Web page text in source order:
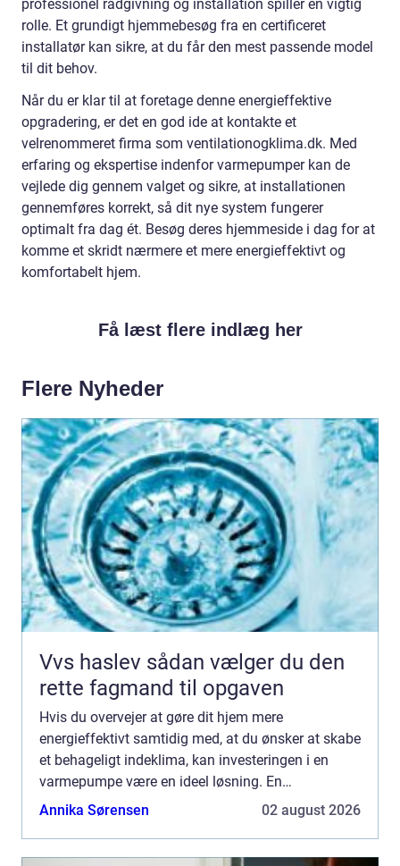
professionel rådgivning og installation spiller en vigtig
rolle. Et grundigt hjemmebesøg fra en certificeret
installatør kan sikre, at du får den mest passende model
til dit behov.
Når du er klar til at foretage denne energieffektive
opgradering, er det en god ide at kontakte et
velrenommeret firma som ventilationogklima.dk. Med
erfaring og ekspertise indenfor varmepumper kan de
vejlede dig gennem valget og sikre, at installationen
gennemføres korrekt, så dit nye system fungerer
optimalt fra dag ét. Besøg deres hjemmeside i dag for at
komme et skridt nærmere et mere energieffektivt og
komfortabelt hjem.
Få læst flere indlæg her
Flere Nyheder
Vvs haslev sådan vælger du den
rette fagmand til opgaven
Hvis du overvejer at gøre dit hjem mere
energieffektivt samtidig med, at du ønsker at skabe
et behageligt indeklima, kan investeringen i en
varmepumpe være en ideel løsning. En
varmepumpe er et apparat, der flytter varme fr...
Annika Sørensen 02 august 2026